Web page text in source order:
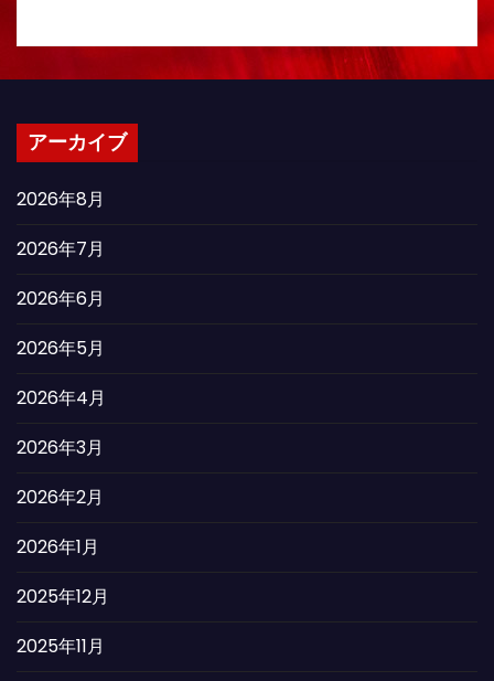
アーカイブ
2026年8月
2026年7月
2026年6月
2026年5月
2026年4月
2026年3月
2026年2月
2026年1月
2025年12月
2025年11月